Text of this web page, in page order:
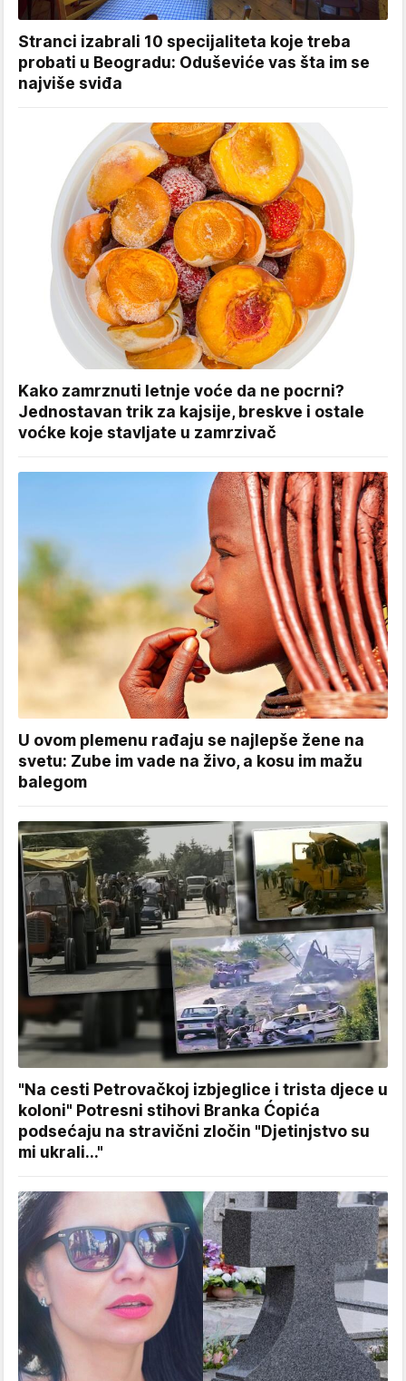
Stranci izabrali 10 specijaliteta koje treba
probati u Beogradu: Oduševiće vas šta im se
najviše sviđa
Kako zamrznuti letnje voće da ne pocrni?
Jednostavan trik za kajsije, breskve i ostale
voćke koje stavljate u zamrzivač
U ovom plemenu rađaju se najlepše žene na
svetu: Zube im vade na živo, a kosu im mažu
balegom
"Na cesti Petrovačkoj izbjeglice i trista djece u
koloni" Potresni stihovi Branka Ćopića
podsećaju na stravični zločin "Djetinjstvo su
mi ukrali..."